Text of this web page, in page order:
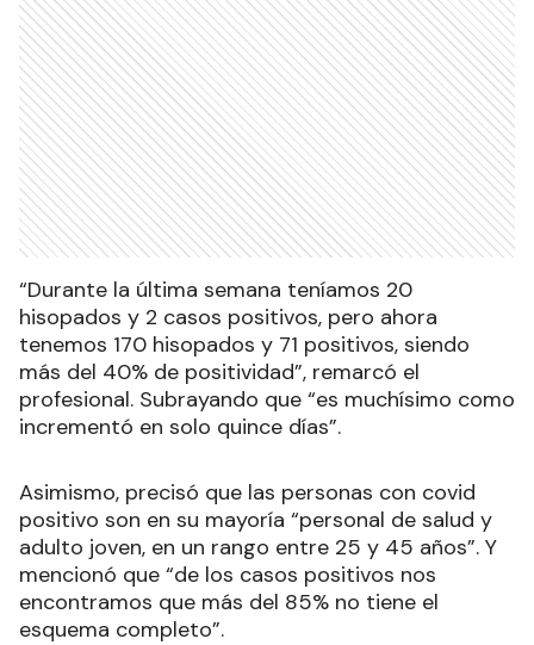
“Durante la última semana teníamos 20
hisopados y 2 casos positivos, pero ahora
tenemos 170 hisopados y 71 positivos, siendo
más del 40% de positividad”, remarcó el
profesional. Subrayando que “es muchísimo como
incrementó en solo quince días”.
Asimismo, precisó que las personas con covid
positivo son en su mayoría “personal de salud y
adulto joven, en un rango entre 25 y 45 años”. Y
mencionó que “de los casos positivos nos
encontramos que más del 85% no tiene el
esquema completo”.